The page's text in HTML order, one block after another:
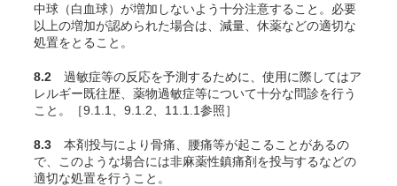
中球（白血球）が増加しないよう十分注意すること。必要
以上の増加が認められた場合は、減量、休薬などの適切な
処置をとること。
8.2 過敏症等の反応を予測するために、使用に際してはア
レルギー既往歴、薬物過敏症等について十分な問診を行う
こと。［9.1.1、9.1.2、11.1.1参照］
8.3 本剤投与により骨痛、腰痛等が起こることがあるの
で、このような場合には非麻薬性鎮痛剤を投与するなどの
適切な処置を行うこと。